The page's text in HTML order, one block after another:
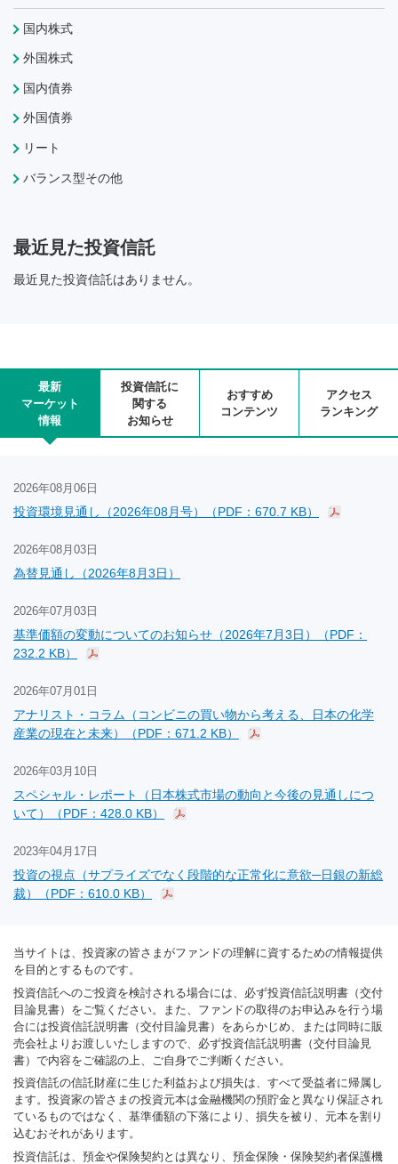
国内株式
外国株式
国内債券
外国債券
リート
バランス型その他
最近見た投資信託
最近見た投資信託はありません。
最新
マーケット
情報
投資信託に
関する
お知らせ
おすすめ
コンテンツ
アクセス
ランキング
2026年08月06日
投資環境見通し（2026年08月号）（PDF：670.7 KB）
2026年08月03日
為替見通し（2026年8月3日）
2026年07月03日
基準価額の変動についてのお知らせ（2026年7月3日）（PDF：
232.2 KB）
2026年07月01日
アナリスト・コラム（コンビニの買い物から考える、日本の化学
産業の現在と未来）（PDF：671.2 KB）
2026年03月10日
スペシャル・レポート（日本株式市場の動向と今後の見通しにつ
いて）（PDF：428.0 KB）
2023年04月17日
投資の視点（サプライズでなく段階的な正常化に意欲─日銀の新総
裁）（PDF：610.0 KB）
当サイトは、投資家の皆さまがファンドの理解に資するための情報提供
を目的とするものです。
投資信託へのご投資を検討される場合には、必ず投資信託説明書（交付
目論見書）をご覧ください。また、ファンドの取得のお申込みを行う場
合には投資信託説明書（交付目論見書）をあらかじめ、または同時に販
売会社よりお渡しいたしますので、必ず投資信託説明書（交付目論見
書）で内容をご確認の上、ご自身でご判断ください。
投資信託の信託財産に生じた利益および損失は、すべて受益者に帰属し
ます。投資家の皆さまの投資元本は金融機関の預貯金と異なり保証され
ているものではなく、基準価額の下落により、損失を被り、元本を割り
込むおそれがあります。
投資信託は、預金や保険契約とは異なり、預金保険・保険契約者保護機